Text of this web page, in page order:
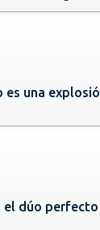
es una
el dúo